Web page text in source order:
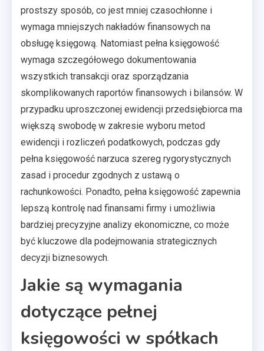
prostszy sposób, co jest mniej czasochłonne i
wymaga mniejszych nakładów finansowych na
obsługę księgową. Natomiast pełna księgowość
wymaga szczegółowego dokumentowania
wszystkich transakcji oraz sporządzania
skomplikowanych raportów finansowych i bilansów. W
przypadku uproszczonej ewidencji przedsiębiorca ma
większą swobodę w zakresie wyboru metod
ewidencji i rozliczeń podatkowych, podczas gdy
pełna księgowość narzuca szereg rygorystycznych
zasad i procedur zgodnych z ustawą o
rachunkowości. Ponadto, pełna księgowość zapewnia
lepszą kontrolę nad finansami firmy i umożliwia
bardziej precyzyjne analizy ekonomiczne, co może
być kluczowe dla podejmowania strategicznych
decyzji biznesowych.
Jakie są wymagania
dotyczące pełnej
księgowości w spółkach